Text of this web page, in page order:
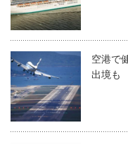
空港で
出境も